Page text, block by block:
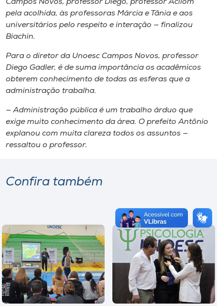
Campos Novos, professor Diego, professor Acilom
pela acolhida, às professoras Márcia e Tânia e aos
universitários pelo respeito e interação — finalizou
Biachin.
Para o diretor da Unoesc Campos Novos, professor
Diego Gadler, é de suma importância os acadêmicos
obterem conhecimento de todas as esferas que a
administração trabalha.
— Administração pública é um trabalho árduo que
exige muito conhecimento da área. O prefeito Antônio
explanou com muita clareza todos os assuntos —
ressaltou o professor.
Confira também